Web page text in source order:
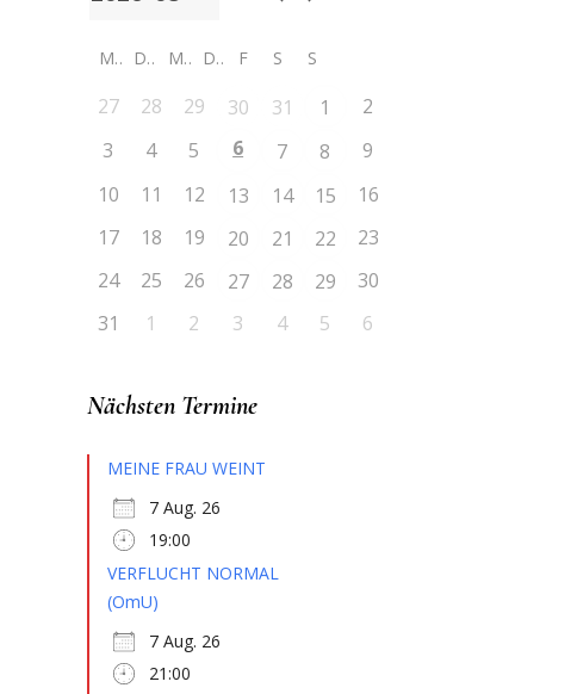
M D M D F S S
27 28 29 30 31 1
2
3
4 5 6 7 8
9
10
11 12 13 14 15
16
17
18 19 20 21 22
23
24
25 26 27 28 29
30
31
1 2 3 4 5 6
Nächsten Termine
MEINE FRAU WEINT
7 Aug. 26
19:00
VERFLUCHT NORMAL
(OmU)
7 Aug. 26
21:00